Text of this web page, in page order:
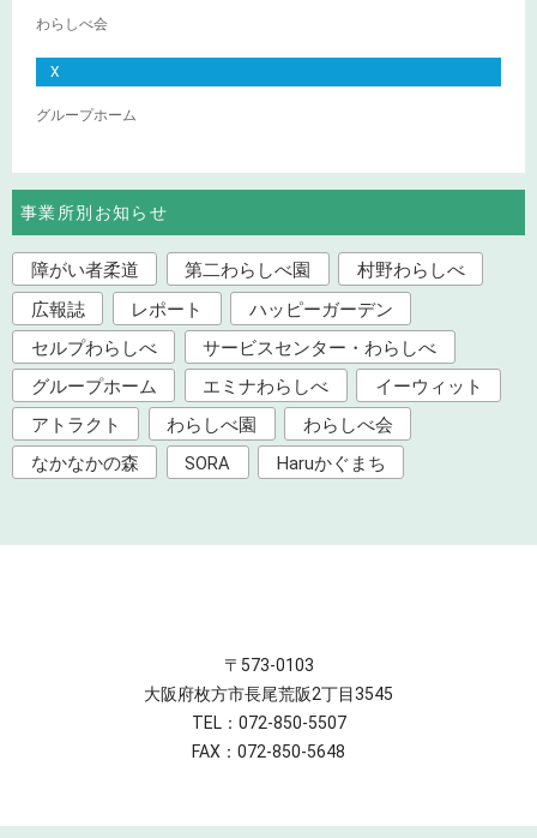
わらしべ会
X
グループホーム
事業所別お知らせ
障がい者柔道 第二わらしべ園
村野わらしべ
広報誌
レポート
ハッピーガーデン
セルプわらしべ
サービスセンター・わらしべ
グループホーム
エミナわらしべ
イーウィット
アトラクト
わらしべ園
わらしべ会
なかなかの森
SORA Haruかぐまち
〒573-0103
大阪府枚方市長尾荒阪2丁目3545
TEL：072-850-5507
FAX：072-850-5648